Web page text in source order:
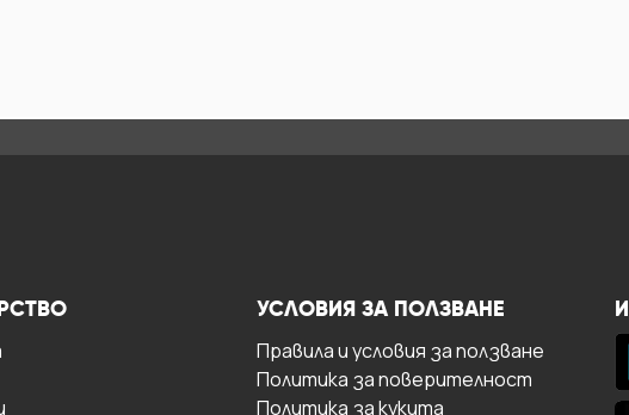
УСЛОВИЯ ЗА ПОЛЗВАНЕ
Правила и условия за ползване
Политика за поверителност
Политика за кукита